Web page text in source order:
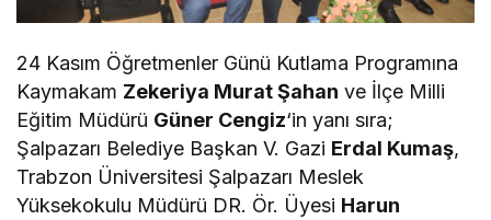
24 Kasım Öğretmenler Günü Kutlama Programına
Kaymakam Zekeriya Murat Şahan ve İlçe Milli
Eğitim Müdürü Güner Cengiz‘in yanı sıra;
Şalpazarı Belediye Başkan V. Gazi Erdal Kumaş,
Trabzon Üniversitesi Şalpazarı Meslek
Yüksekokulu Müdürü DR. Ör. Üyesi Harun